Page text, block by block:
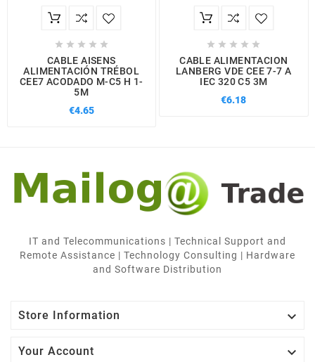
    
CABLE AISENS
ALIMENTACIÓN TRÉBOL
CEE7 ACODADO M-C5 H 1-
5M
€4.65
    
CABLE ALIMENTACION
LANBERG VDE CEE 7-7 A
IEC 320 C5 3M
€6.18
IT and Telecommunications | Technical Support and
Remote Assistance | Technology Consulting | Hardware
and Software Distribution
Store Information 
Your Account 